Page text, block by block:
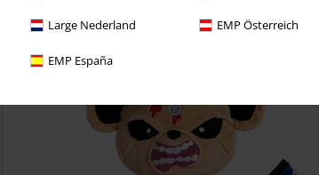
Large Nederland EMP Österreich
EMP España